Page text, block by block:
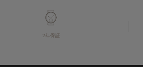
2年保証